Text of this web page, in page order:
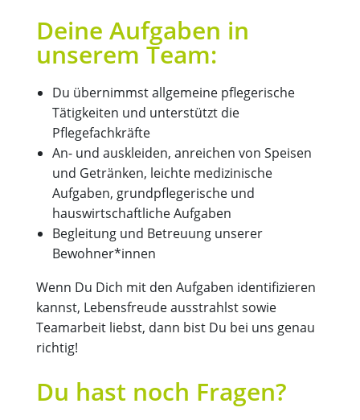
Deine Aufgaben in
unserem Team:
Du übernimmst allgemeine pflegerische
Tätigkeiten und unterstützt die
Pflegefachkräfte
An- und auskleiden, anreichen von Speisen
und Getränken, leichte medizinische
Aufgaben, grundpflegerische und
hauswirtschaftliche Aufgaben
Begleitung und Betreuung unserer
Bewohner*innen
Wenn Du Dich mit den Aufgaben identifizieren
kannst, Lebensfreude ausstrahlst sowie
Teamarbeit liebst, dann bist Du bei uns genau
richtig!
Du hast noch Fragen?